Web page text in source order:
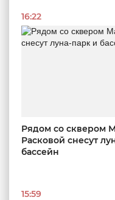
16:22
Рядом со сквером
Расковой снесут
бассейн
15:59